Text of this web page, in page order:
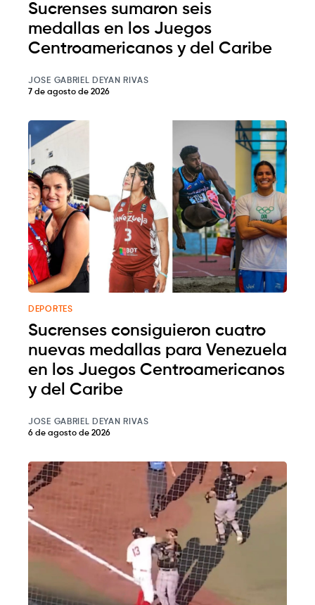
Sucrenses sumaron seis
medallas en los Juegos
Centroamericanos y del Caribe
JOSE GABRIEL DEYAN RIVAS
7 de agosto de 2026
DEPORTES
Sucrenses consiguieron cuatro
nuevas medallas para Venezuela
en los Juegos Centroamericanos
y del Caribe
JOSE GABRIEL DEYAN RIVAS
6 de agosto de 2026